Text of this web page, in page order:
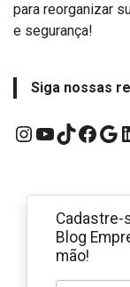
para reorganizar
e segurança!
Siga nossas
Instagram
YouTube
TikTok
Cadastre-
Blog
mão!